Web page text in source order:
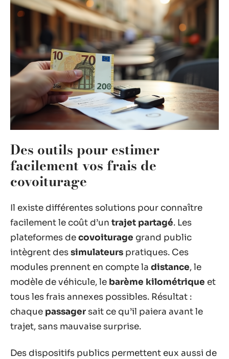
Des outils pour estimer
facilement vos frais de
covoiturage
Il existe différentes solutions pour connaître
facilement le coût d’un trajet partagé. Les
plateformes decovoiturage grand public
intègrent dessimulateurs pratiques. Ces
modules prennent en compte la distance, le
modèle de véhicule, le barème kilométrique et
tous les frais annexes possibles. Résultat :
chaque passager sait ce qu’il paiera avant le
trajet, sans mauvaise surprise.
Des dispositifs publics permettent eux aussi de